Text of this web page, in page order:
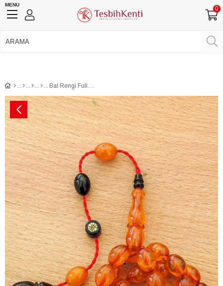
MENU
0
Bal Rengi Full Hareli Damar Usta İşçilik Sıkma Kehribar Tesbih